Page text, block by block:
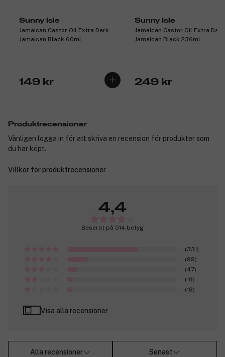
Sunny Isle
Jamaican Castor Oil Extra Dark
Jamaican Black 60ml
149 kr
Sunny Isle
Jamaican Castor Oil Extra Dark
Jamaican Black 236ml
249 kr
Produktrecensioner
Vänligen logga in för att skriva en recension för produkter som
du har köpt.
Villkor för produktrecensioner
4,4
Baserat på 514 betyg
(331)
(99)
(47)
(19)
(18)
Visa alla recensioner
Alla recensioner Senast